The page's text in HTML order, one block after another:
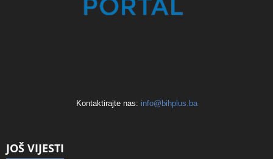
Kontaktirajte nas: info@bihplus.ba
JOŠ VIJESTI